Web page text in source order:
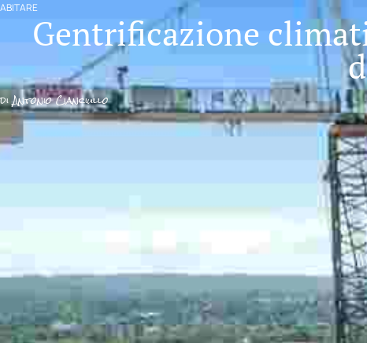
ABITARE
Gentrificazione
diAntonio Cianciullo